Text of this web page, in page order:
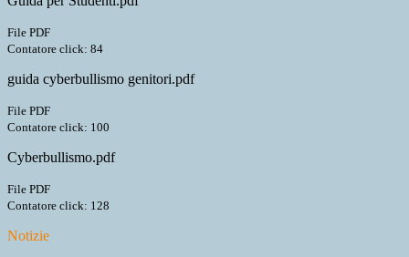
File PDF
Contatore click: 84
guida cyberbullismo genitori.pdf
File PDF
Contatore click: 100
Cyberbullismo.pdf
File PDF
Contatore click: 128
Notizie